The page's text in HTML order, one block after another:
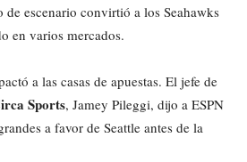
de escenario convirtió a los Seahawks
en varios mercados.
a las casas de apuestas. El jefe de
Sports, Jamey Pileggi, dijo a ESPN
a favor de Seattle antes de la